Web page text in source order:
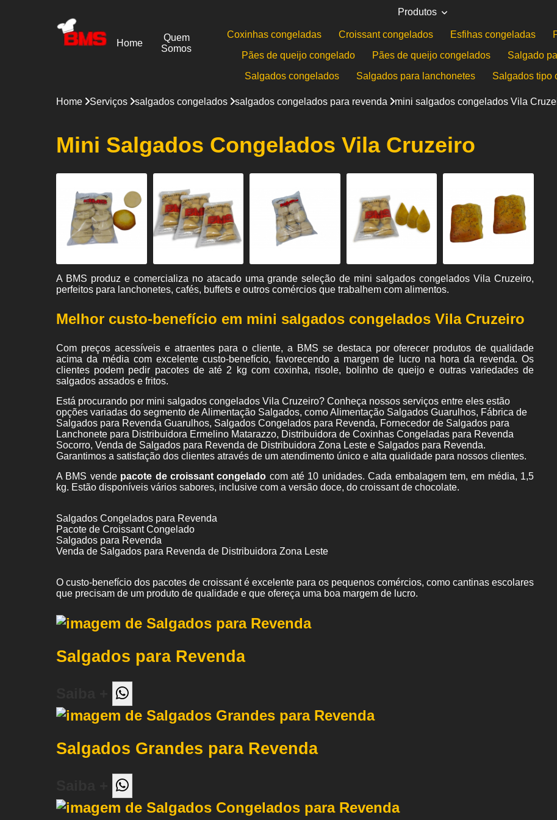
Home
Quem
Somos
Produtos
Coxinhas congeladas Croissant congelados Esfihas congeladas
Pães de queijo congelado
Pães de queijo congelados
Salgado
Salgados congelados
Salgados para lanchonetes Salgados tipo
Home Serviços salgados congelados salgados congelados para revenda mini salgados congelados Vila
Mini Salgados Congelados Vila Cruzeiro
A BMS produz e comercializa no atacado uma grande seleção de mini salgados congelados Vila Cruzeiro,
perfeitos para lanchonetes, cafés, buffets e outros comércios que trabalhem com alimentos.
Melhor custo-benefício em mini salgados congelados Vila Cruzeiro
Com preços acessíveis e atraentes para o cliente, a BMS se destaca por oferecer produtos de qualidade
acima da média com excelente custo-benefício, favorecendo a margem de lucro na hora da revenda. Os
clientes podem pedir pacotes de até 2 kg com coxinha, risole, bolinho de queijo e outras variedades de
salgados assados e fritos.
Está procurando por mini salgados congelados Vila Cruzeiro? Conheça nossos serviços entre eles estão
opções variadas do segmento de Alimentação Salgados, como Alimentação Salgados Guarulhos, Fábrica de
Salgados para Revenda Guarulhos, Salgados Congelados para Revenda, Fornecedor de Salgados para
Lanchonete para Distribuidora Ermelino Matarazzo, Distribuidora de Coxinhas Congeladas para Revenda
Socorro, Venda de Salgados para Revenda de Distribuidora Zona Leste e Salgados para Revenda.
Garantimos a satisfação dos clientes através de um atendimento único e alta qualidade para nossos clientes.
A BMS vende pacote de croissant congelado com até 10 unidades. Cada embalagem tem, em média, 1,5
kg. Estão disponíveis vários sabores, inclusive com a versão doce, do croissant de chocolate.
Salgados Congelados para Revenda
Pacote de Croissant Congelado
Salgados para Revenda
Venda de Salgados para Revenda de Distribuidora Zona Leste
O custo-benefício dos pacotes de croissant é excelente para os pequenos comércios, como cantinas escolares
que precisam de um produto de qualidade e que ofereça uma boa margem de lucro.
Salgados para Revenda
Salgados Grandes para Revenda